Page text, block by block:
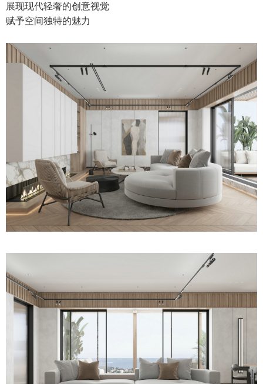
展现现代轻奢的创意视觉
赋予空间独特的魅力